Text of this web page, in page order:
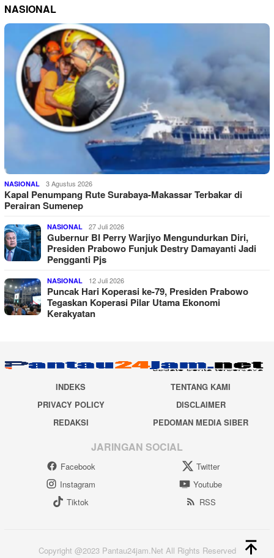
NASIONAL
NASIONAL 3 Agustus 2026
Kapal Penumpang Rute Surabaya-Makassar Terbakar di
Perairan Sumenep
NASIONAL 27 Juli 2026
Gubernur BI Perry Warjiyo Mengundurkan Diri,
Presiden Prabowo Funjuk Destry Damayanti Jadi
Pengganti Pjs
NASIONAL 12 Juli 2026
Puncak Hari Koperasi ke-79, Presiden Prabowo
Tegaskan Koperasi Pilar Utama Ekonomi
Kerakyatan
INDEKS
TENTANG KAMI
PRIVACY POLICY
DISCLAIMER
REDAKSI
PEDOMAN MEDIA SIBER
JARINGAN SOCIAL
Facebook
Twitter
Instagram
Youtube
Tiktok
RSS
Copyright @2023 Pantau24jam.Net All Rights Reserved